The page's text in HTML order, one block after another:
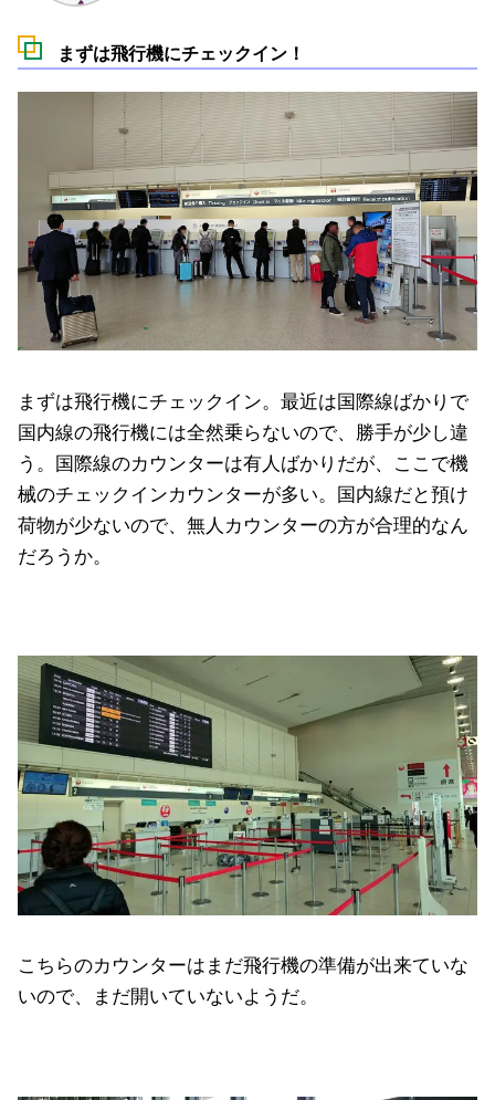
まずは飛行機にチェックイン！
まずは飛行機にチェックイン。最近は国際線ばかりで
国内線の飛行機には全然乗らないので、勝手が少し違
う。国際線のカウンターは有人ばかりだが、ここで機
械のチェックインカウンターが多い。国内線だと預け
荷物が少ないので、無人カウンターの方が合理的なん
だろうか。
こちらのカウンターはまだ飛行機の準備が出来ていな
いので、まだ開いていないようだ。